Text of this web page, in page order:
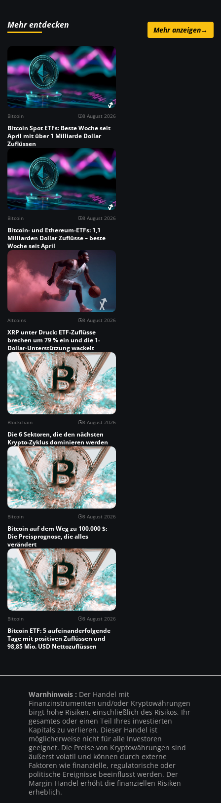
Mehr entdecken Mehr anzeigen→
Bitcoin 8 August 2026
Bitcoin Spot ETFs: Beste Woche seit
April mit über 1 Milliarde Dollar
Zuflüssen
Bitcoin 8 August 2026
Bitcoin- und Ethereum-ETFs: 1,1
Milliarden Dollar Zuflüsse – beste
Woche seit April
Altcoins 8 August 2026
XRP unter Druck: ETF-Zuflüsse
brechen um 79 % ein und die 1-
Dollar-Unterstützung wackelt
Blockchain 8 August 2026
Die 6 Sektoren, die den nächsten
Krypto-Zyklus dominieren werden
Bitcoin 8 August 2026
Bitcoin auf dem Weg zu 100.000 $:
Die Preisprognose, die alles
verändert
Bitcoin 8 August 2026
Bitcoin ETF: 5 aufeinanderfolgende
Tage mit positiven Zuflüssen und
98,85 Mio. USD Nettozuflüssen
Warnhinweis : Der Handel mit
Finanzinstrumenten und/oder Kryptowährungen
birgt hohe Risiken, einschließlich des Risikos, Ihr
gesamtes oder einen Teil Ihres investierten
Kapitals zu verlieren. Dieser Handel ist
möglicherweise nicht für alle Investoren
geeignet. Die Preise von Kryptowährungen sind
äußerst volatil und können durch externe
Faktoren wie finanzielle, regulatorische oder
politische Ereignisse beeinflusst werden. Der
Margin-Handel erhöht die finanziellen Risiken
erheblich.